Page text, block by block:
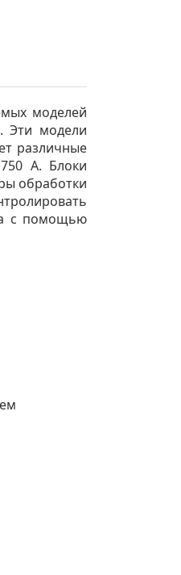
моделей
Эти модели
различные
А. Блоки
обработки
с помощью